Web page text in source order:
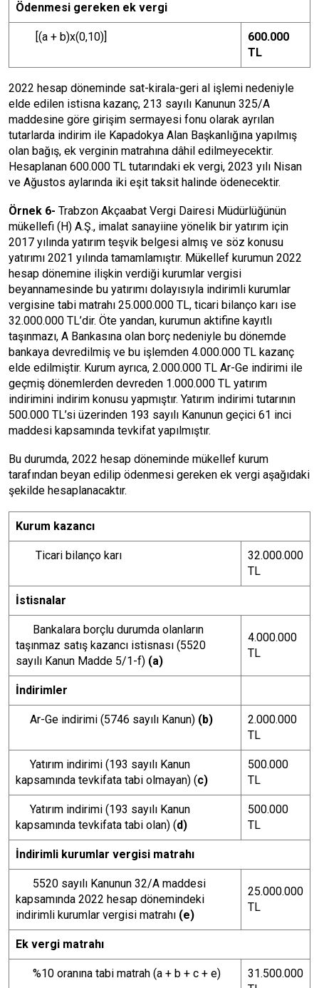
Ödenmesi gereken ek vergi
[(a + b)x(0,10)]
600.000
TL
2022 hesap döneminde sat-kirala-geri al işlemi nedeniyle
elde edilen istisna kazanç, 213 sayılı Kanunun 325/A
maddesine göre girişim sermayesi fonu olarak ayrılan
tutarlarda indirim ile Kapadokya Alan Başkanlığına yapılmış
olan bağış, ek verginin matrahına dâhil edilmeyecektir.
Hesaplanan 600.000 TL tutarındaki ek vergi, 2023 yılı Nisan
ve Ağustos aylarında iki eşit taksit halinde ödenecektir.
Örnek 6- Trabzon Akçaabat Vergi Dairesi Müdürlüğünün
mükellefi (H) A.Ş., imalat sanayiine yönelik bir yatırım için
2017 yılında yatırım teşvik belgesi almış ve söz konusu
yatırımı 2021 yılında tamamlamıştır. Mükellef kurumun 2022
hesap dönemine ilişkin verdiği kurumlar vergisi
beyannamesinde bu yatırımı dolayısıyla indirimli kurumlar
vergisine tabi matrahı 25.000.000 TL, ticari bilanço karı ise
32.000.000 TL’dir. Öte yandan, kurumun aktifine kayıtlı
taşınmazı, A Bankasına olan borç nedeniyle bu dönemde
bankaya devredilmiş ve bu işlemden 4.000.000 TL kazanç
elde edilmiştir. Kurum ayrıca, 2.000.000 TL Ar-Ge indirimi ile
geçmiş dönemlerden devreden 1.000.000 TL yatırım
indirimini indirim konusu yapmıştır. Yatırım indirimi tutarının
500.000 TL’si üzerinden 193 sayılı Kanunun geçici 61 inci
maddesi kapsamında tevkifat yapılmıştır.
Bu durumda, 2022 hesap döneminde mükellef kurum
tarafından beyan edilip ödenmesi gereken ek vergi aşağıdaki
şekilde hesaplanacaktır.
Kurum kazancı
Ticari bilanço karı
32.000.000
TL
İstisnalar
Bankalara borçlu durumda olanların
taşınmaz satış kazancı istisnası (5520
sayılı Kanun Madde 5/1-f) (a)
4.000.000
TL
İndirimler
Ar-Ge indirimi (5746 sayılı Kanun) (b)
2.000.000
TL
Yatırım indirimi (193 sayılı Kanun
kapsamında tevkifata tabi olmayan) (c)
500.000
TL
Yatırım indirimi (193 sayılı Kanun
kapsamında tevkifata tabi olan) (d)
500.000
TL
İndirimli kurumlar vergisi matrahı
5520 sayılı Kanunun 32/A maddesi
kapsamında 2022 hesap dönemindeki
indirimli kurumlar vergisi matrahı (e)
25.000.000
TL
Ek vergi matrahı
%10 oranına tabi matrah (a + b + c + e)
31.500.000